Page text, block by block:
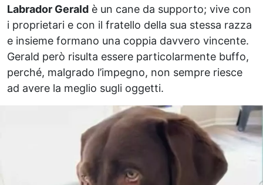
Labrador Gerald è un cane da supporto; vive con
i proprietari e con il fratello della sua stessa razza
e insieme formano una coppia davvero vincente.
Gerald però risulta essere particolarmente buffo,
perché, malgrado l’impegno, non sempre riesce
ad avere la meglio sugli oggetti.